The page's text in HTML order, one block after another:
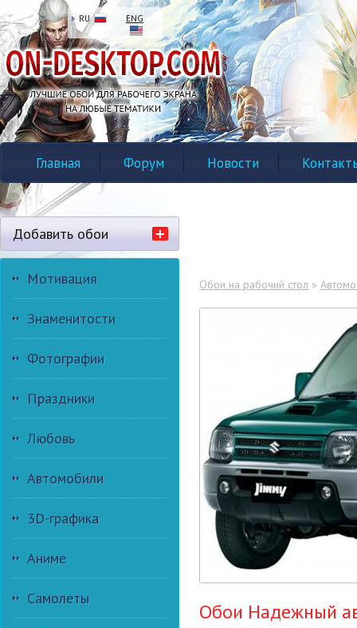
RU ENG
Главная Форум Новости
Добавить обои
Мотивация
Знаменитости
Фотографии
Праздники
Любовь
Автомобили
3D-графика
Аниме
Самолеты
Обои на рабочий стол »
Обои Надежный